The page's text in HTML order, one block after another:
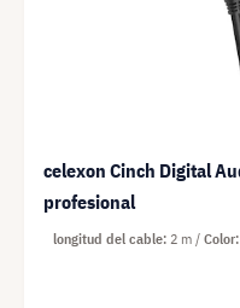
celexon Cinch Digital
profesional
longitud del cable 2 m Color